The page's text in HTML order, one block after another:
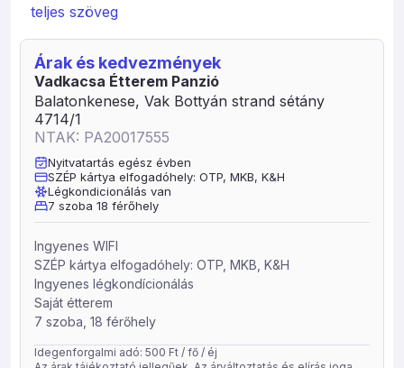
7 szobánk van, melyből kettő 2 hálószobás 4 fős
áll módunkban fogadni.
teljes szöveg
Árak és kedvezmények
Vadkacsa Étterem Panzió
Balatonkenese, Vak Bottyán strand sétány
4714/1
NTAK: PA20017555
Nyitvatartás egész évben
SZÉP kártya elfogadóhely: OTP, MKB, K&H
Légkondicionálás van
7 szoba 18 férőhely
Ingyenes WIFI
SZÉP kártya elfogadóhely: OTP, MKB, K&H
Ingyenes légkondícionálás
Saját étterem
7 szoba, 18 férőhely
Idegenforgalmi adó: 500 Ft / fő / éj